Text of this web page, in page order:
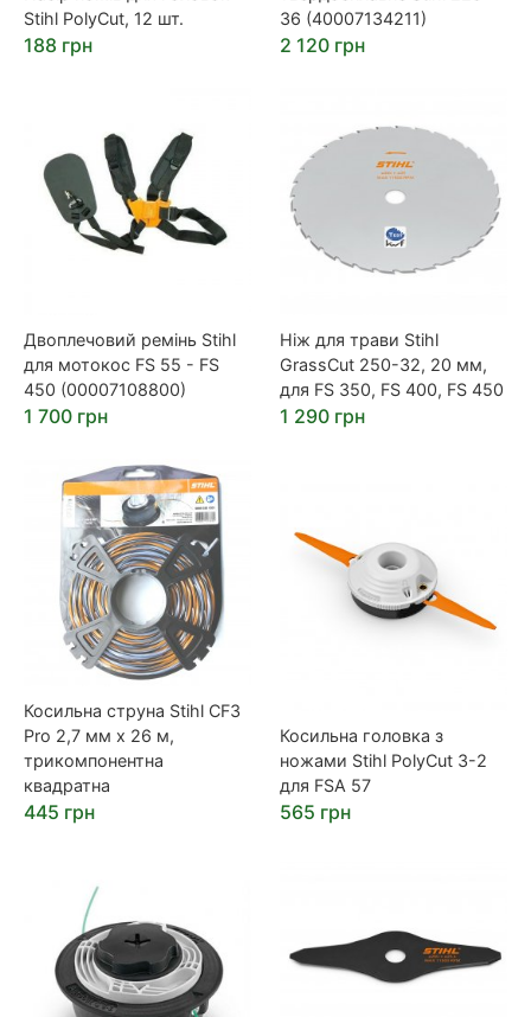
Stihl PolyCut, 12 шт.
188 грн
36 (40007134211)
2 120 грн
Двоплечовий ремінь Stihl
для мотокос FS 55 - FS
450 (00007108800)
1 700 грн
Ніж для трави Stihl
GrassCut 250-32, 20 мм,
для FS 350, FS 400, FS 450
1 290 грн
Косильна струна Stihl CF3
Pro 2,7 мм х 26 м,
трикомпонентна
квадратна
445 грн
Косильна головка з
ножами Stihl PolyCut 3-2
для FSA 57
565 грн